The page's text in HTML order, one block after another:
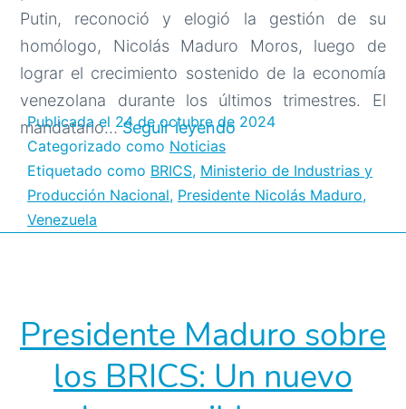
Putin, reconoció y elogió la gestión de su
homólogo, Nicolás Maduro Moros, luego de
lograr el crecimiento sostenido de la economía
venezolana durante los últimos trimestres. El
mandatario…Seguir leyendo Presidente
Rusia
Vladímir
Putin
crecimiento
económico
Publicada el 24 de octubre de 2024
Categorizado como Noticias
Etiquetado como BRICS, Ministerio de Industrias y
Producción Nacional, Presidente Nicolás Maduro,
Venezuela
Presidente Maduro sobre
los BRICS: Un nuevo